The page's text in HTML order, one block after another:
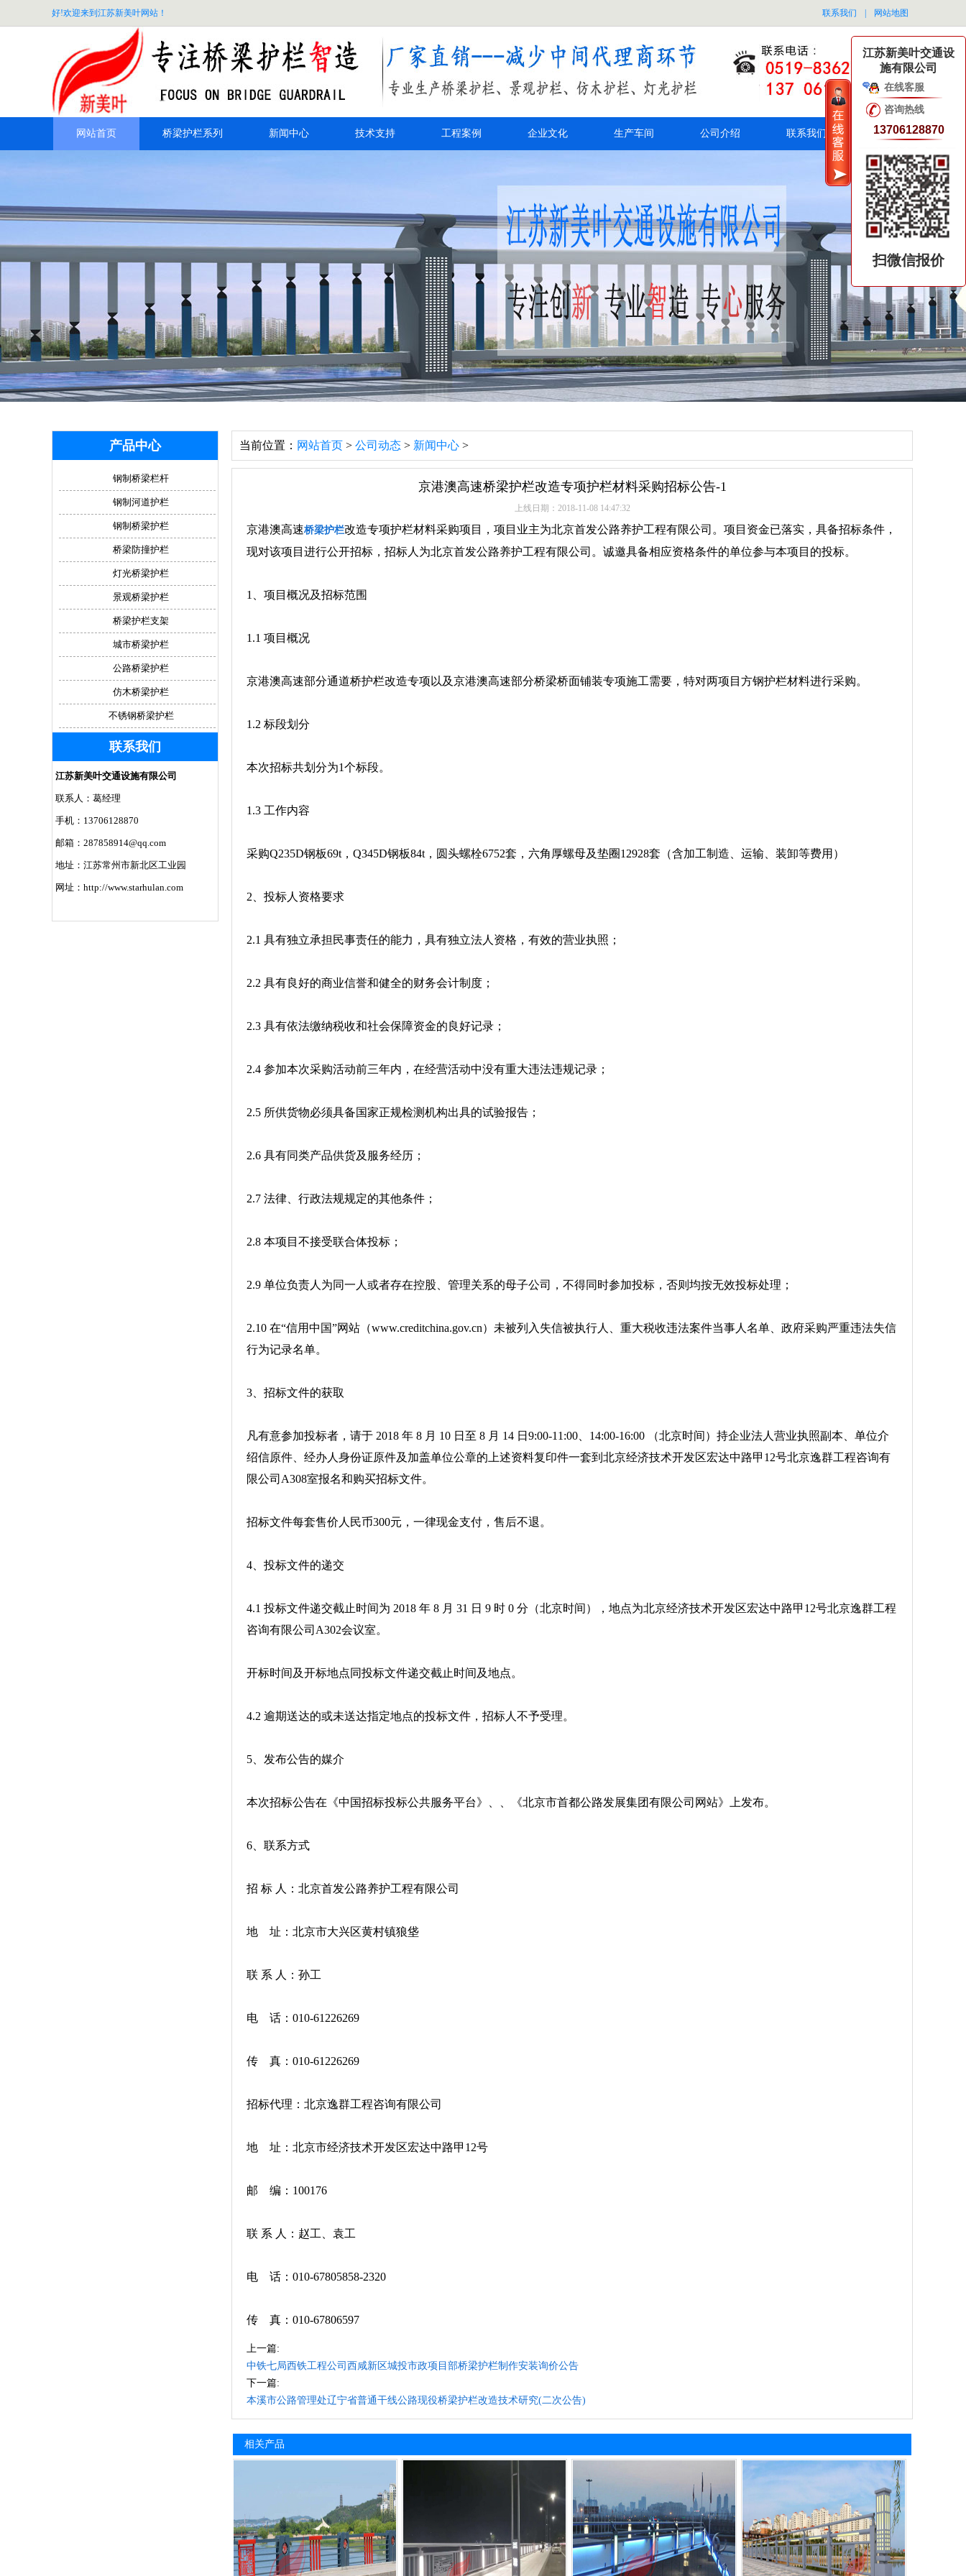
好!欢迎来到江苏新美叶网站！ 联系我们 网站地图
网站首页 桥梁护栏系列 新闻中心 技术支持 工程案例 企业文化 生产车间 公司介绍 联系我们
当前位置： 网站首页 > 公司动态 > 新闻中心 >
京港澳高速桥梁护栏改造专项护栏材料采购招标公告-1
上线日期：2018-11-08 14:47:32
京港澳高速桥梁护栏改造专项护栏材料采购项目，项目业主为北京首发公路养护工程有限公司。项目资金已落实，具备招标条件，
现对该项目进行公开招标，招标人为北京首发公路养护工程有限公司。诚邀具备相应资格条件的单位参与本项目的投标。
1、项目概况及招标范围
1.1 项目概况
京港澳高速部分通道桥护栏改造专项以及京港澳高速部分桥梁桥面铺装专项施工需要，特对两项目方钢护栏材料进行采购。
1.2 标段划分
本次招标共划分为1个标段。
1.3 工作内容
采购Q235D钢板69t，Q345D钢板84t，圆头螺栓6752套，六角厚螺母及垫圈12928套（含加工制造、运输、装卸等费用）
2、投标人资格要求
2.1 具有独立承担民事责任的能力，具有独立法人资格，有效的营业执照；
2.2 具有良好的商业信誉和健全的财务会计制度；
2.3 具有依法缴纳税收和社会保障资金的良好记录；
2.4 参加本次采购活动前三年内，在经营活动中没有重大违法违规记录；
2.5 所供货物必须具备国家正规检测机构出具的试验报告；
2.6 具有同类产品供货及服务经历；
2.7 法律、行政法规规定的其他条件；
2.8 本项目不接受联合体投标；
2.9 单位负责人为同一人或者存在控股、管理关系的母子公司，不得同时参加投标，否则均按无效投标处理；
2.10 在“信用中国”网站（www.creditchina.gov.cn）未被列入失信被执行人、重大税收违法案件当事人名单、政府采购严重违法失信
行为记录名单。
3、招标文件的获取
凡有意参加投标者，请于 2018 年 8 月 10 日至 8 月 14 日9:00-11:00、14:00-16:00 （北京时间）持企业法人营业执照副本、单位介
绍信原件、经办人身份证原件及加盖单位公章的上述资料复印件一套到北京经济技术开发区宏达中路甲12号北京逸群工程咨询有
限公司A308室报名和购买招标文件。
招标文件每套售价人民币300元，一律现金支付，售后不退。
4、投标文件的递交
4.1 投标文件递交截止时间为 2018 年 8 月 31 日 9 时 0 分（北京时间），地点为北京经济技术开发区宏达中路甲12号北京逸群工程
咨询有限公司A302会议室。
开标时间及开标地点同投标文件递交截止时间及地点。
4.2 逾期送达的或未送达指定地点的投标文件，招标人不予受理。
5、发布公告的媒介
本次招标公告在《中国招标投标公共服务平台》、、《北京市首都公路发展集团有限公司网站》上发布。
6、联系方式
招 标 人：北京首发公路养护工程有限公司
地 址：北京市大兴区黄村镇狼垡
联 系 人：孙工
电 话：010-61226269
传 真：010-61226269
招标代理：北京逸群工程咨询有限公司
地 址：北京市经济技术开发区宏达中路甲12号
邮 编：100176
联 系 人：赵工、袁工
电 话：010-67805858-2320
传 真：010-67806597
上一篇:
中铁七局西铁工程公司西咸新区城投市政项目部桥梁护栏制作安装询价公告
下一篇:
本溪市公路管理处辽宁省普通干线公路现役桥梁护栏改造技术研究(二次公告)
相关产品
产品中心
钢制桥梁栏杆
钢制河道护栏
钢制桥梁护栏
桥梁防撞护栏
灯光桥梁护栏
景观桥梁护栏
桥梁护栏支架
城市桥梁护栏
公路桥梁护栏
仿木桥梁护栏
不锈钢桥梁护栏
联系我们
江苏新美叶交通设施有限公司
联系人：葛经理
手机：13706128870
邮箱：287858914@qq.com
地址：江苏常州市新北区工业园
网址：http://www.starhulan.com
江苏新美叶交通设
施有限公司
在线客服
咨询热线
13706128870
扫微信报价